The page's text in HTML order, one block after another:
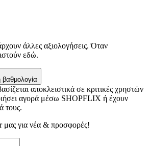
άλλες αξιολογήσεις. Όταν
εδώ.
βαθμολογία
αποκλειστικά σε κριτικές χρηστών
αγορά μέσω SHOPFLIX ή έχουν
τους.
για νέα & προσφορές!